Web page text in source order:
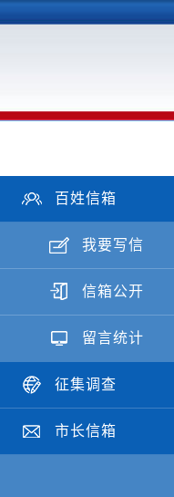
百姓信箱
我要写信
信箱公开
留言统计
征集调查
市长信箱